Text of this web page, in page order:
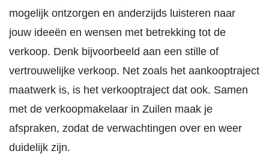
mogelijk ontzorgen en anderzijds luisteren naar
jouw ideeën en wensen met betrekking tot de
verkoop. Denk bijvoorbeeld aan een stille of
vertrouwelijke verkoop. Net zoals het aankooptraject
maatwerk is, is het verkooptraject dat ook. Samen
met de verkoopmakelaar in Zuilen maak je
afspraken, zodat de verwachtingen over en weer
duidelijk zijn.